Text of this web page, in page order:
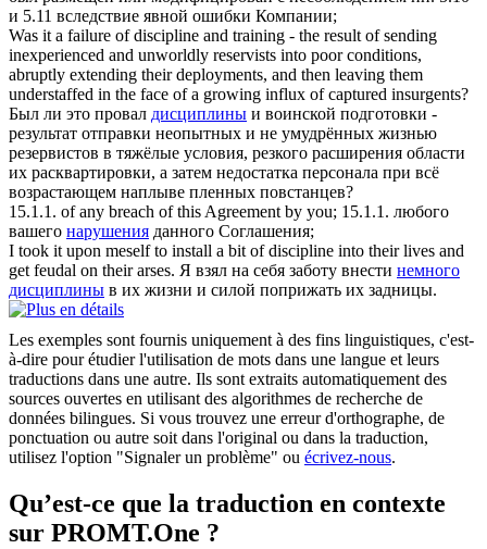
и 5.11 вследствие явной ошибки Компании;
Was it a failure of discipline and training - the result of sending
inexperienced and unworldly reservists into poor conditions,
abruptly extending their deployments, and then leaving them
understaffed in the face of a growing influx of captured insurgents?
Был ли это провал дисциплины и воинской подготовки -
результат отправки неопытных и не умудрённых жизнью
резервистов в тяжёлые условия, резкого расширения области
их расквартировки, а затем недостатка персонала при всё
возрастающем наплыве пленных повстанцев?
15.1.1. of any breach ofthis Agreement by you; 15.1.1. любого
вашего нарушения данного Соглашения;
I took it upon meself to install a bitof discipline into their lives and
get feudal on their arses. Я взял на себя заботу внести немного
дисциплины в их жизни и силой поприжать их задницы.
Les exemples sont fournis uniquement à des fins linguistiques, c'est-
à-dire pour étudier l'utilisation de mots dans une langue et leurs
traductions dans une autre. Ils sont extraits automatiquement des
sources ouvertes en utilisant des algorithmes de recherche de
données bilingues. Si vous trouvez une erreur d'orthographe, de
ponctuation ou autre soit dans l'original ou dans la traduction,
utilisez l'option "Signaler un problème" ou écrivez-nous.
Qu’est-ce que la traduction en contexte
sur PROMT.One ?